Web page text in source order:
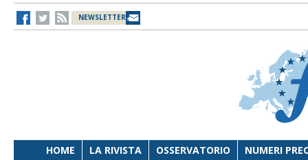
NEWSLETTER
HOME LA RIVISTA OSSERVATORIO NUMERI